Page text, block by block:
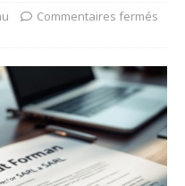
Commentaires fermés